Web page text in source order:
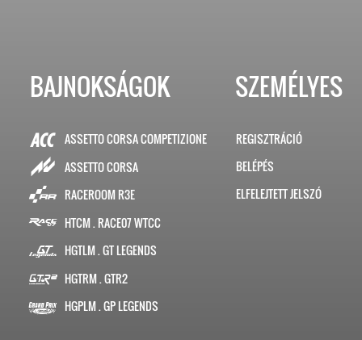
BAJNOKSÁGOK
ASSETTO CORSA COMPETIZIONE
ASSETTO CORSA
RACEROOM R3E
HTCM . RACE07 WTCC
HGTLM . GT LEGENDS
HGTRM . GTR2
HGPLM . GP LEGENDS
SZEMÉLYES
REGISZTRÁCIÓ
BELÉPÉS
ELFELEJTETT JELSZÓ